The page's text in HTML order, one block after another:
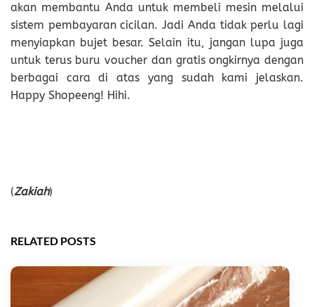
akan membantu Anda untuk membeli mesin melalui
sistem pembayaran cicilan. Jadi Anda tidak perlu lagi
menyiapkan bujet besar. Selain itu, jangan lupa juga
untuk terus buru voucher dan gratis ongkirnya dengan
berbagai cara di atas yang sudah kami jelaskan.
Happy Shopeeng! Hihi.
(Zakiah)
RELATED POSTS